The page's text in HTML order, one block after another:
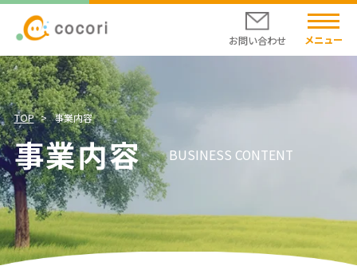
お問い合わせ
ココリについて
代表挨拶
会社概要
企業理念
事業内容
オンラインショップ
自然派食品の店 モノエル-naturi-
ニュースリリース
CSRの取り組み
TOP 事業内容
事業内容 BUSINESS CONTENT